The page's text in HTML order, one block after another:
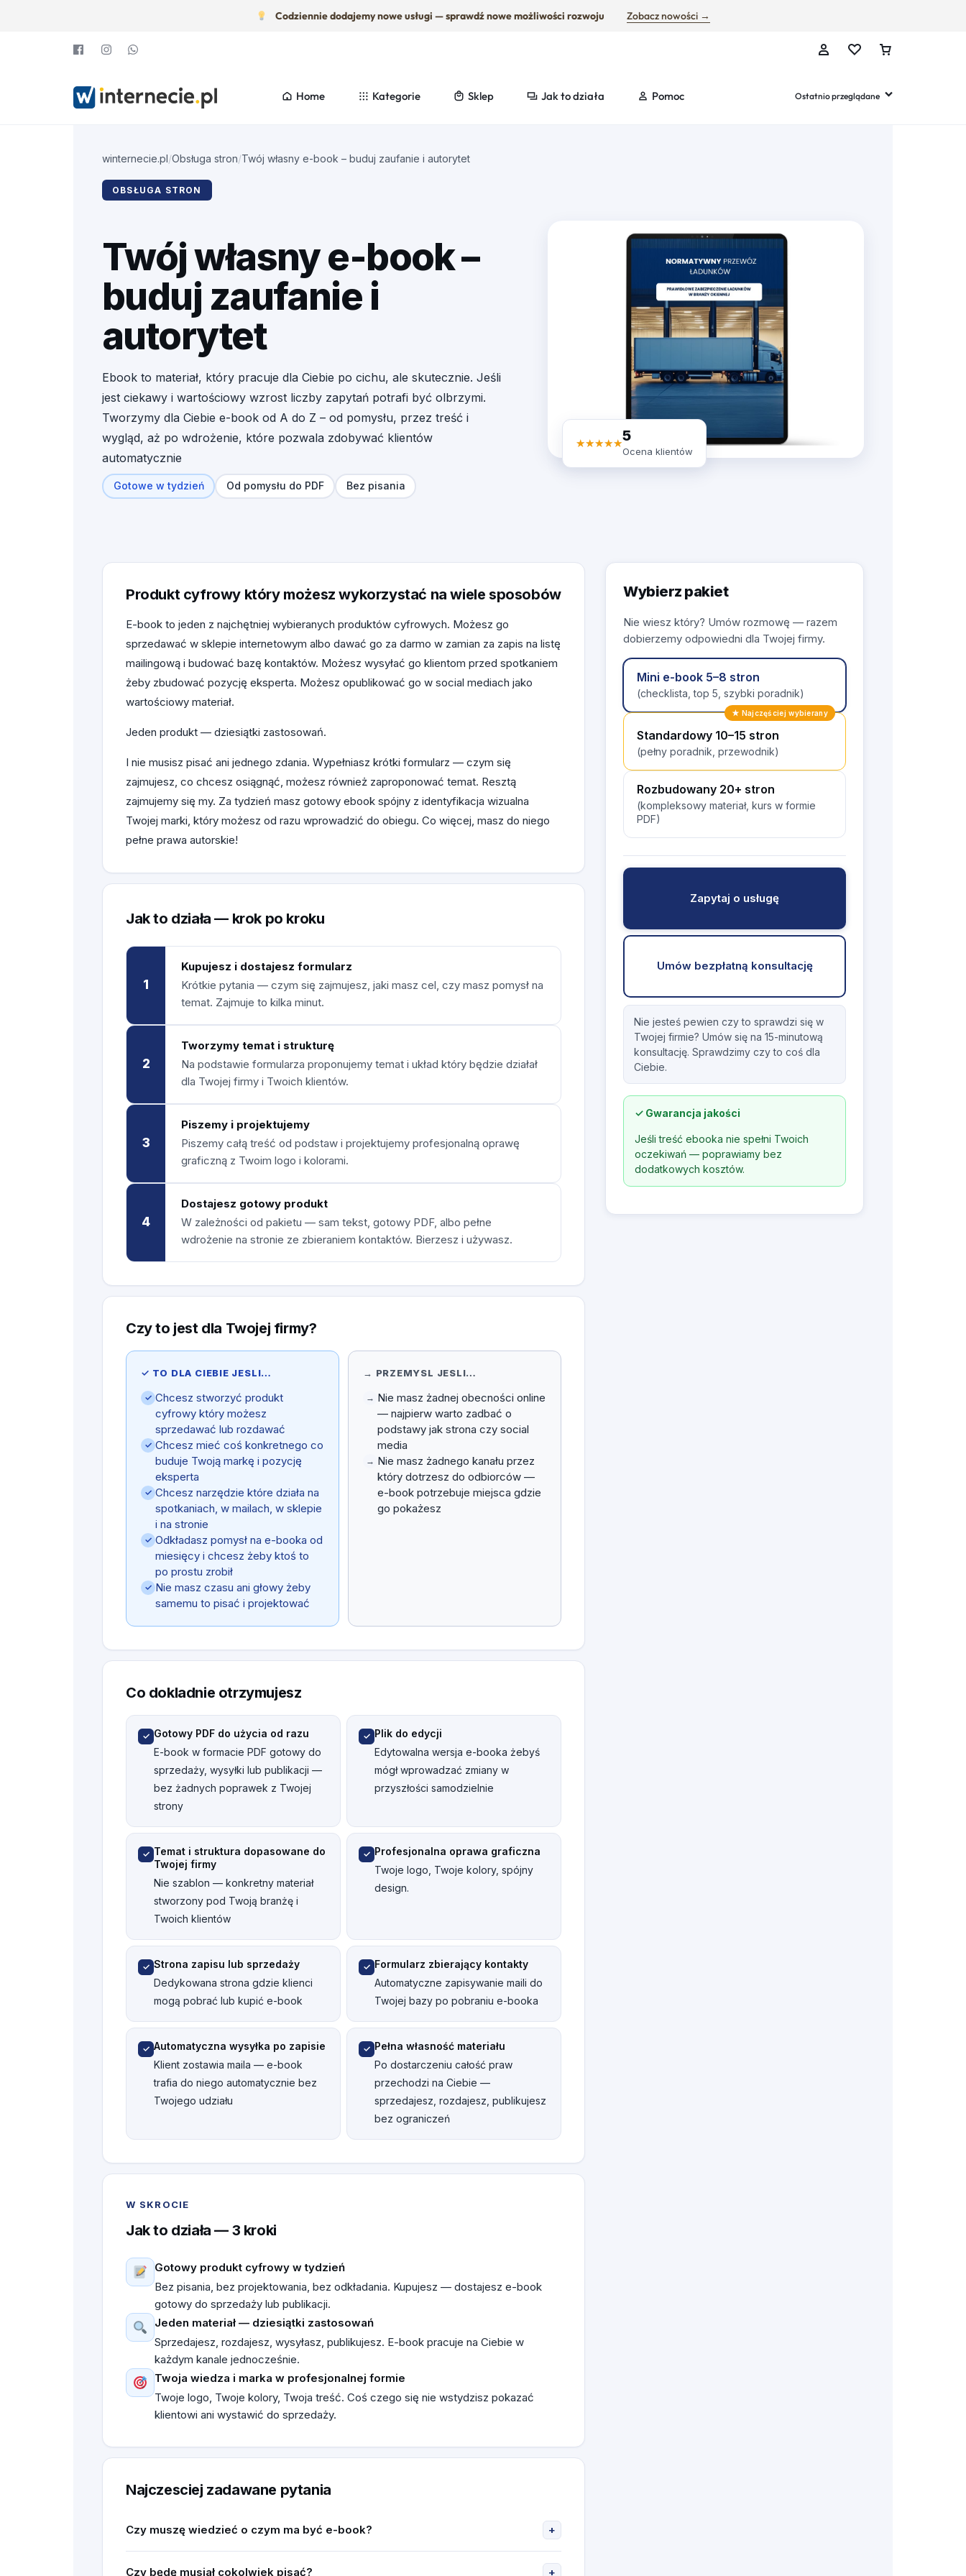
Codziennie dodajemy nowe usługi — sprawdź nowe możliwości rozwoju Zobacz nowości →
ROZWIĄZANIA
DLA
FIRMY
JEDNYM
MIEJSCU.
Home Kategorie
Na start firmy Obsługa stron i sklepów
Social media i video
Sklep Jak to działa Pomoc Ostatnio przeglądane
winternecie.pl/Obsługa stron/Twój własny e-book – buduj zaufanie i autorytet
OBSŁUGA STRON
Twój własny e-book –
buduj zaufanie i
autorytet
Ebook to materiał, który pracuje dla Ciebie po cichu, ale skutecznie. Jeśli
jest ciekawy i wartościowy wzrost liczby zapytań potrafi być olbrzymi.
Tworzymy dla Ciebie e-book od A do Z – od pomysłu, przez treść i
wygląd, aż po wdrożenie, które pozwala zdobywać klientów
automatycznie
Gotowe w tydzień Od pomysłu do PDF Bez pisania
★
★★
★★
★★
★★
★5
Ocena klientów
Produkt cyfrowy który możesz wykorzystać na wiele sposobów
E-book to jeden z najchętniej wybieranych produktów cyfrowych. Możesz go
sprzedawać w sklepie internetowym albo dawać go za darmo w zamian za zapis na listę
mailingową i budować bazę kontaktów. Możesz wysyłać go klientom przed spotkaniem
żeby zbudować pozycję eksperta. Możesz opublikować go w social mediach jako
wartościowy materiał.
Jeden produkt — dziesiątki zastosowań.
I nie musisz pisać ani jednego zdania. Wypełniasz krótki formularz — czym się
zajmujesz, co chcesz osiągnąć, możesz również zaproponować temat. Resztą
zajmujemy się my. Za tydzień masz gotowy ebook spójny z identyfikacja wizualna
Twojej marki, który możesz od razu wprowadzić do obiegu. Co więcej, masz do niego
pełne prawa autorskie!
Jak to działa — krok po kroku
1
Kupujesz i dostajesz formularz
Krótkie pytania — czym się zajmujesz, jaki masz cel, czy masz pomysł na
temat. Zajmuje to kilka minut.
2
Tworzymy temat i strukturę
Na podstawie formularza proponujemy temat i układ który będzie działał
dla Twojej firmy i Twoich klientów.
3
Piszemy i projektujemy
Piszemy całą treść od podstaw i projektujemy profesjonalną oprawę
graficzną z Twoim logo i kolorami.
4
Dostajesz gotowy produkt
W zależności od pakietu — sam tekst, gotowy PDF, albo pełne
wdrożenie na stronie ze zbieraniem kontaktów. Bierzesz i używasz.
Czy to jest dla Twojej firmy?
✓ TO DLA CIEBIE JESLI…
✓ Chcesz stworzyć produkt
cyfrowy który możesz
sprzedawać lub rozdawać
✓ Chcesz mieć coś konkretnego co
buduje Twoją markę i pozycję
eksperta
✓ Chcesz narzędzie które działa na
spotkaniach, w mailach, w sklepie
i na stronie
✓ Odkładasz pomysł na e-booka od
miesięcy i chcesz żeby ktoś to
po prostu zrobił
✓ Nie masz czasu ani głowy żeby
samemu to pisać i projektować
→ PRZEMYSL JESLI…
→ Nie masz żadnej obecności online
— najpierw warto zadbać o
podstawy jak strona czy social
media
→ Nie masz żadnego kanału przez
który dotrzesz do odbiorców —
e-book potrzebuje miejsca gdzie
go pokażesz
Co dokladnie otrzymujesz
✓ Gotowy PDF do użycia od razu
E-book w formacie PDF gotowy do
sprzedaży, wysyłki lub publikacji —
bez żadnych poprawek z Twojej
strony
✓ Plik do edycji
Edytowalna wersja e-booka żebyś
mógł wprowadzać zmiany w
przyszłości samodzielnie
✓ Temat i struktura dopasowane do
Twojej firmy
Nie szablon — konkretny materiał
stworzony pod Twoją branżę i
Twoich klientów
✓ Profesjonalna oprawa graficzna
Twoje logo, Twoje kolory, spójny
design.
✓ Strona zapisu lub sprzedaży
Dedykowana strona gdzie klienci
mogą pobrać lub kupić e-book
✓ Formularz zbierający kontakty
Automatyczne zapisywanie maili do
Twojej bazy po pobraniu e-booka
✓ Automatyczna wysyłka po zapisie
Klient zostawia maila — e-book
trafia do niego automatycznie bez
Twojego udziału
✓ Pełna własność materiału
Po dostarczeniu całość praw
przechodzi na Ciebie —
sprzedajesz, rozdajesz, publikujesz
bez ograniczeń
W SKROCIE
Jak to działa — 3 kroki
Gotowy produkt cyfrowy w tydzień
Bez pisania, bez projektowania, bez odkładania. Kupujesz — dostajesz e-book
gotowy do sprzedaży lub publikacji.
Jeden materiał — dziesiątki zastosowań
Sprzedajesz, rozdajesz, wysyłasz, publikujesz. E-book pracuje na Ciebie w
każdym kanale jednocześnie.
Twoja wiedza i marka w profesjonalnej formie
Twoje logo, Twoje kolory, Twoja treść. Coś czego się nie wstydzisz pokazać
klientowi ani wystawić do sprzedaży.
Najczesciej zadawane pytania
Czy muszę wiedzieć o czym ma być e-book?
+
Nie. Wypełniasz krótki formularz i proponujemy temat który będzie działał dla Twojej
firmy.
Czy będę musiał cokolwiek pisać? +
Wybierz pakiet
Nie wiesz który? Umów rozmowę — razem
dobierzemy odpowiedni dla Twojej firmy.
Mini e-book 5–8 stron
(checklista, top 5, szybki poradnik)
★ Najczęściej wybierany
Standardowy 10–15 stron
(pełny poradnik, przewodnik)
Rozbudowany 20+ stron
(kompleksowy materiał, kurs w formie
PDF)
Zapytaj o usługę
Umów bezpłatną konsultację
Nie jesteś pewien czy to sprawdzi się w
Twojej firmie? Umów się na 15-minutową
konsultację. Sprawdzimy czy to coś dla
Ciebie.
✓ Gwarancja jakości
Jeśli treść ebooka nie spełni Twoich
oczekiwań — poprawiamy bez
dodatkowych kosztów.
15 minut ✓Bez zobowiązań
TWOJE IMIĘ
Zatwierdź i umów rozmowę